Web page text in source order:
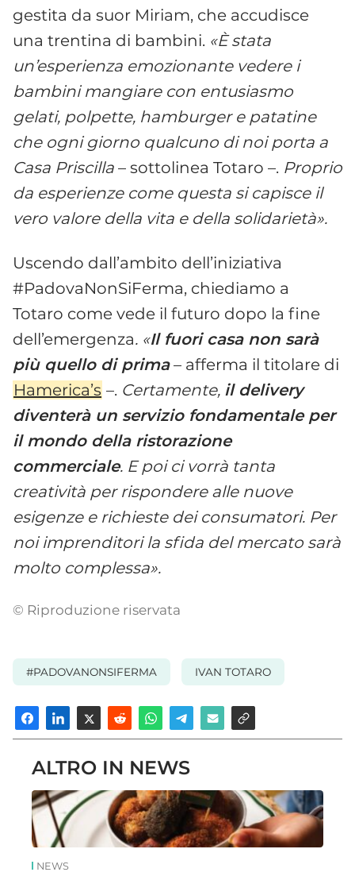
gestita da suor Miriam, che accudisce
una trentina di bambini. «È stata
un’esperienza emozionante vedere i
bambini mangiare con entusiasmo
gelati, polpette, hamburger e patatine
che ogni giorno qualcuno di noi porta a
Casa Priscilla – sottolinea Totaro –. Proprio
da esperienze come questa si capisce il
vero valore della vita e della solidarietà».
Uscendo dall’ambito dell’iniziativa
#PadovaNonSiFerma, chiediamo a
Totaro come vede il futuro dopo la fine
dell’emergenza. «Il fuori casa non sarà
più quello di prima– afferma il titolare di
Hamerica’s –. Certamente, il delivery
diventerà un servizio fondamentale per
il mondo della ristorazione
commerciale. E poi ci vorrà tanta
creatività per rispondere alle nuove
esigenze e richieste dei consumatori. Per
noi imprenditori la sfida del mercato sarà
molto complessa».
© Riproduzione riservata
#PADOVANONSIFERMA IVAN TOTARO
ALTRO IN NEWS
NEWS